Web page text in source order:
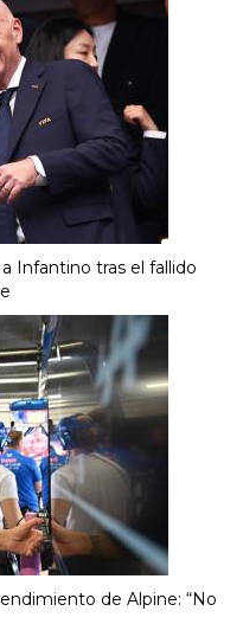
Infantino tras el fallido
de Alpine: “No